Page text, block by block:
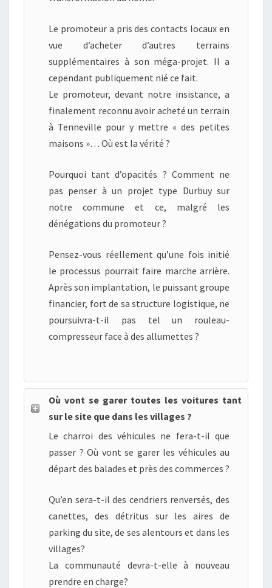
Le promoteur a pris des contacts locaux en
vue d’acheter d’autres terrains
supplémentaires à son méga-projet. Il a
cependant publiquement nié ce fait.
Le promoteur, devant notre insistance, a
finalement reconnu avoir acheté un terrain
à Tenneville pour y mettre « des petites
maisons »… Où est la vérité ?
Pourquoi tant d’opacités ? Comment ne
pas penser à un projet type Durbuy sur
notre commune et ce, malgré les
dénégations du promoteur ?
Pensez-vous réellement qu’une fois initié
le processus pourrait faire marche arrière.
Après son implantation, le puissant groupe
financier, fort de sa structure logistique, ne
poursuivra-t-il pas tel un rouleau-
compresseur face à des allumettes ?
Où vont se garer toutes les voitures tant
sur le site que dans les villages ?
Le charroi des véhicules ne fera-t-il que
passer ? Où vont se garer les véhicules au
départ des balades et près des commerces ?
Qu’en sera-t-il des cendriers renversés, des
canettes, des détritus sur les aires de
parking du site, de ses alentours et dans les
villages?
La communauté devra-t-elle à nouveau
prendre en charge?